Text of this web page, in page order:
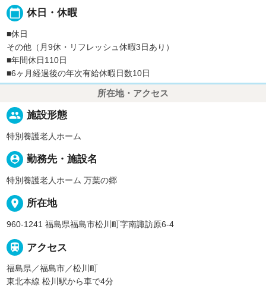
calendar_today 休日・休暇
■休日
その他（月9休・リフレッシュ休暇3日あり）
■年間休日110日
■6ヶ月経過後の年次有給休暇日数10日
所在地・アクセス
people 施設形態
特別養護老人ホーム
person_pin 勤務先・施設名
特別養護老人ホーム 万葉の郷
place 所在地
960-1241 福島県福島市松川町字南諏訪原6-4
 アクセス
福島県／福島市／松川町
東北本線 松川駅から車で4分